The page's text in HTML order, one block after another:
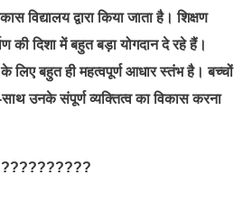
विद्यालय द्वारा किया जाता है। शिक्षण
की दिशा में बहुत बड़ा योगदान दे रहे हैं।
के लिए बहुत ही महत्वपूर्ण आधार स्तंभ है। बच्चों
उनके संपूर्ण व्यक्तित्व का विकास करना